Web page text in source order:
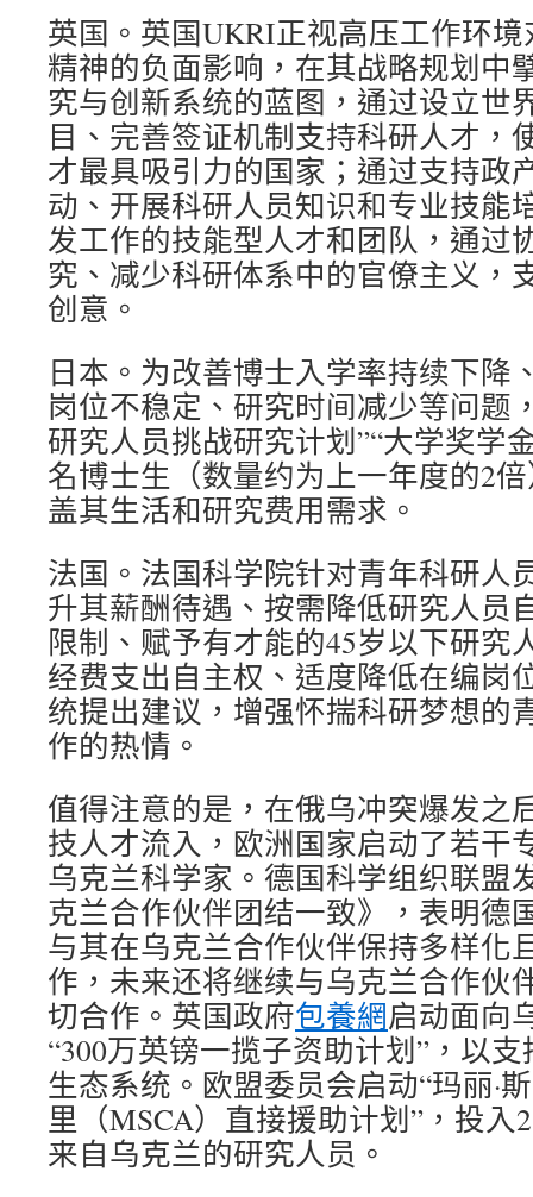
英国。英国UKRI正视高压工作环
精神的负面影响，在其战略规划中
究与创新系统的蓝图，通过设立世
目、完善签证机制支持科研人才，
才最具吸引力的国家；通过支持政
动、开展科研人员知识和专业技能
发工作的技能型人才和团队，通过
究、减少科研体系中的官僚主义，
创意。
日本。为改善博士入学率持续下降
岗位不稳定、研究时间减少等问题
研究人员挑战研究计划”“大学奖学
名博士生（数量约为上一年度的2
盖其生活和研究费用需求。
法国。法国科学院针对青年科研人
升其薪酬待遇、按需降低研究人员
限制、赋予有才能的45岁以下研究
经费支出自主权、适度降低在编岗
统提出建议，增强怀揣科研梦想的
作的热情。
值得注意的是，在俄乌冲突爆发之
技人才流入，欧洲国家启动了若干
乌克兰科学家。德国科学组织联盟
克兰合作伙伴团结一致》，表明德
与其在乌克兰合作伙伴保持多样化
作，未来还将继续与乌克兰合作伙
切合作。英国政府包養網启动面向
“300万英镑一揽子资助计划”，以
生态系统。欧盟委员会启动“玛丽·
里（MSCA）直接援助计划”，投入
来自乌克兰的研究人员。